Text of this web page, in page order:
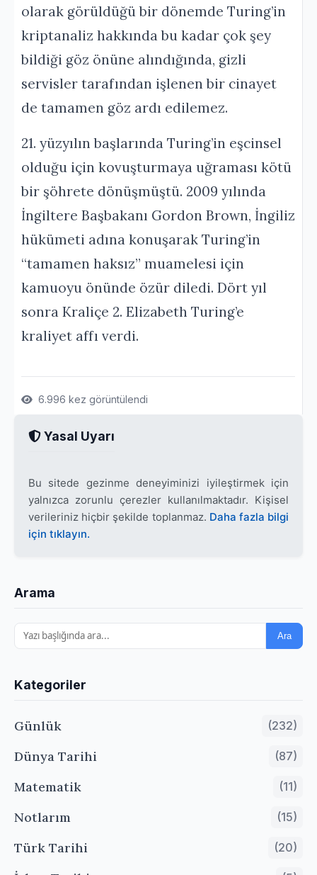
olarak görüldüğü bir dönemde Turing’in
kriptanaliz hakkında bu kadar çok şey
bildiği göz önüne alındığında, gizli
servisler tarafından işlenen bir cinayet
de tamamen göz ardı edilemez.
21. yüzyılın başlarında Turing’in eşcinsel
olduğu için kovuşturmaya uğraması kötü
bir şöhrete dönüşmüştü. 2009 yılında
İngiltere Başbakanı Gordon Brown, İngiliz
hükümeti adına konuşarak Turing’in
“tamamen haksız” muamelesi için
kamuoyu önünde özür diledi. Dört yıl
sonra Kraliçe 2. Elizabeth Turing’e
kraliyet affı verdi.
6.996 kez görüntülendi
Yasal Uyarı
Bu sitede gezinme deneyiminizi iyileştirmek için
yalnızca zorunlu çerezler kullanılmaktadır. Kişisel
verileriniz hiçbir şekilde toplanmaz. Daha fazla bilgi
için tıklayın.
Arama
Ara
Kategoriler
Günlük (232)
Dünya Tarihi (87)
Matematik (11)
Notlarım (15)
Türk Tarihi (20)